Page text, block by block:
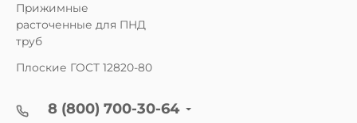
Прижимные
расточенные для ПНД
труб
Плоские ГОСТ 12820-80
8 (800) 700-30-64